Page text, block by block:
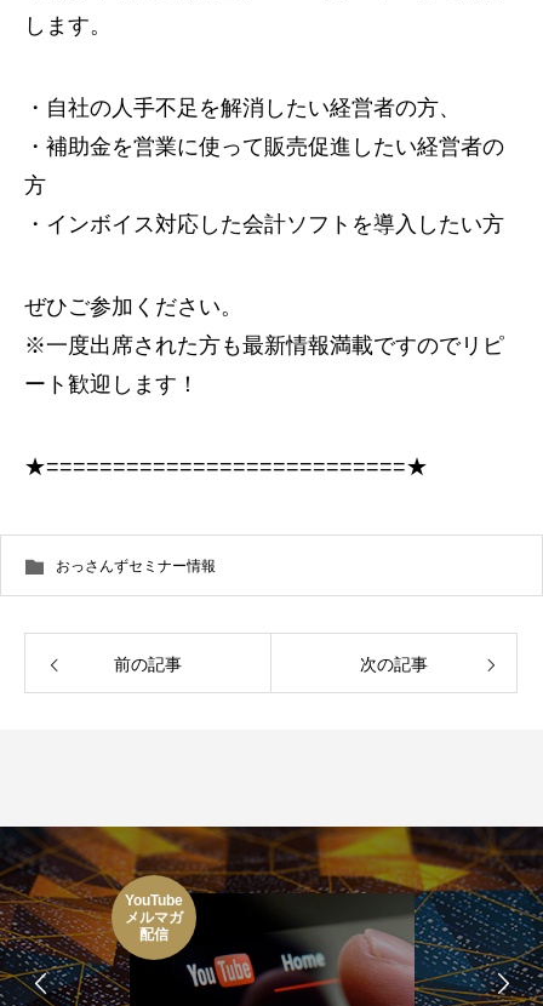
します。
・自社の人手不足を解消したい経営者の方、
・補助金を営業に使って販売促進したい経営者の
方
・インボイス対応した会計ソフトを導入したい方
ぜひご参加ください。
※一度出席された方も最新情報満載ですのでリピ
ート歓迎します！
★===========================★
おっさんずセミナー情報
前の記事 次の記事
YouTube
メルマガ
配信